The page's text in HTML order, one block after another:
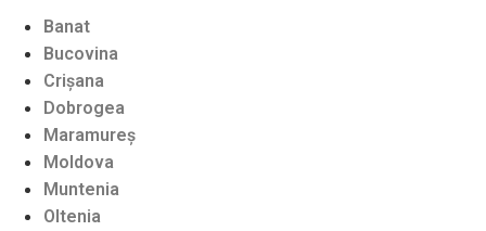
Banat
Bucovina
Crişana
Dobrogea
Maramureş
Moldova
Muntenia
Oltenia